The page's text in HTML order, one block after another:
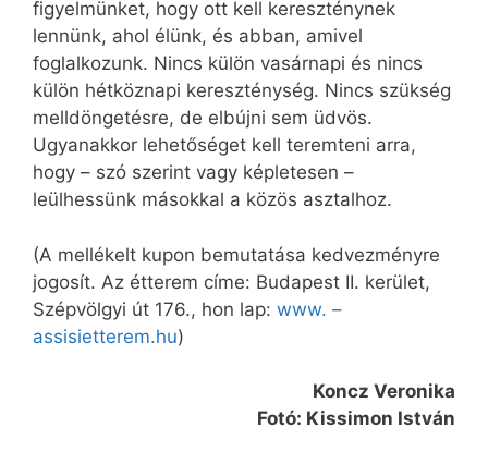
figyelmünket, hogy ott kell kereszténynek
lennünk, ahol élünk, és abban, amivel
foglalkozunk. Nincs külön vasárnapi és nincs
külön hétköznapi kereszténység. Nincs szükség
melldöngetésre, de elbújni sem üdvös.
Ugyanakkor lehetőséget kell teremteni arra,
hogy – szó szerint vagy képletesen –
leülhessünk másokkal a közös asztalhoz.
(A mellékelt kupon bemutatása kedvezményre
jogosít. Az étterem címe: Budapest II. kerület,
Szépvölgyi út 176., hon lap: www. –
assisietterem.hu)
Koncz Veronika
Fotó: Kissimon István